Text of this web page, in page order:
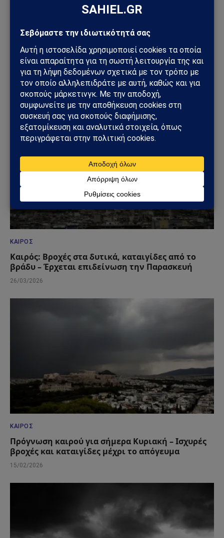
ΚΑΙΡΌΣ
Κακοκαιρία με κόκκινη προειδοποίηση: Ισχυρές
καταιγίδες, χαλαζοπτώσεις και θυελλώδεις
άνεμοι σε όλη τη χώρα
01/04/2026
ΚΑΙΡΌΣ
Καιρός: Βροχές στα δυτικά, καταιγίδες από το
βράδυ – Έρχεται επιδείνωση την Παρασκευή
26/03/2026
ΚΑΙΡΌΣ
Πρόγνωση καιρού για σήμερα Κυριακή – Ισχυρές
βροχές και καταιγίδες μέχρι το απόγευμα
15/02/2026